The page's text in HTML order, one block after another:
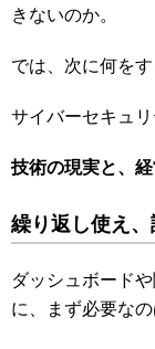
きないのか。
では、次に何を
サイバーセキュ
技術の現実と、
繰り返し使え
ダッシュボード
に、まず必要なの